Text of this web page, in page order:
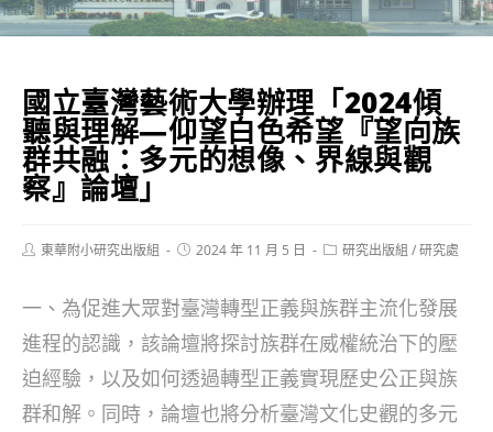
國立臺灣藝術大學辦理「2024傾
聽與理解—仰望白色希望『望向族
群共融：多元的想像、界線與觀
察』論壇」
Post東華附小研究出版組
Post2024 年 11 月 5 日
Post研究出版組 /研究處
一、為促進大眾對臺灣轉型正義與族群主流化發展
進程的認識，該論壇將探討族群在威權統治下的壓
迫經驗，以及如何透過轉型正義實現歷史公正與族
群和解。同時，論壇也將分析臺灣文化史觀的多元